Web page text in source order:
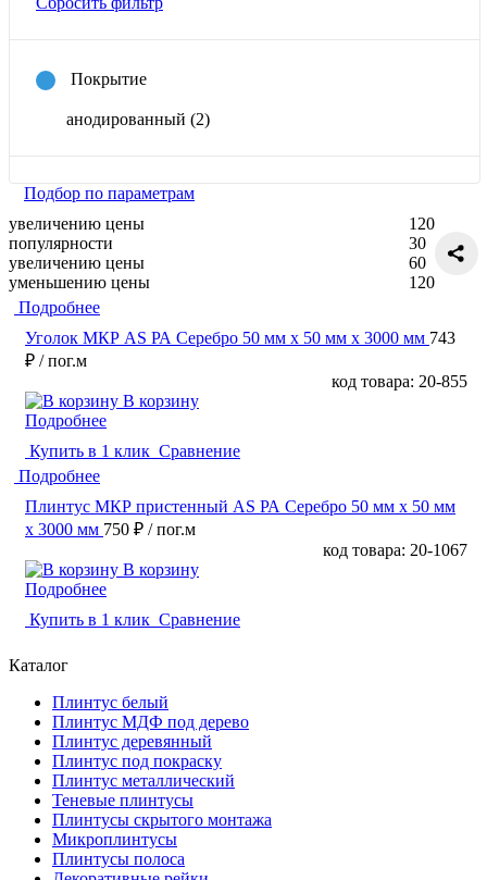
Покрытие
анодированный (2)
Подбор по параметрам
увеличению цены
популярности
увеличению цены
уменьшению цены
120
30
60
120
Подробнее
Уголок МКР АS РА Серебро 50 мм x 50 мм х 3000 мм 743
₽ / пог.м
код товара: 20-855
В корзину
Подробнее
Купить в 1 клик Сравнение
Подробнее
Плинтус МКР пристенный АS РА Серебро 50 мм x 50 мм
х 3000 мм 750 ₽ / пог.м
код товара: 20-1067
В корзину
Подробнее
Купить в 1 клик Сравнение
Каталог
Плинтус белый
Плинтус МДФ под дерево
Плинтус деревянный
Плинтус под покраску
Плинтус металлический
Теневые плинтусы
Плинтусы скрытого монтажа
Микроплинтусы
Плинтусы полоса